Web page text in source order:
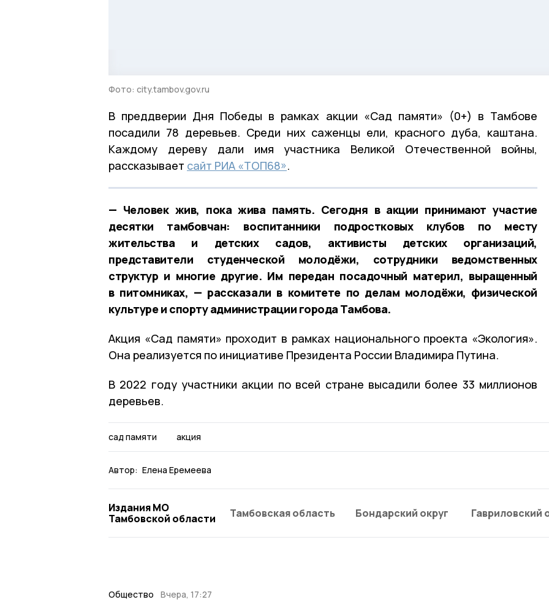
Фото: city.tambov.gov.ru
В преддверии Дня Победы в рамках акции «Сад памяти» (0+) в Тамбове
посадили 78 деревьев. Среди них саженцы ели, красного дуба, каштана.
Каждому дереву дали имя участника Великой Отечественной войны,
рассказывает сайт РИА «ТОП68».
— Человек жив, пока жива память. Сегодня в акции принимают участие
десятки тамбовчан: воспитанники подростковых клубов по месту
жительства и детских садов, активисты детских организаций,
представители студенческой молодёжи, сотрудники ведомственных
структур и многие другие. Им передан посадочный материл, выращенный
в питомниках, — рассказали в комитете по делам молодёжи, физической
культуре и спорту администрации города Тамбова.
Акция «Сад памяти» проходит в рамках национального проекта «Экология».
Она реализуется по инициативе Президента России Владимира Путина.
В 2022 году участники акции по всей стране высадили более 33 миллионов
деревьев.
сад памяти акция
Автор: Елена Еремеева
Издания МО
Тамбовской области
Тамбовская область Бондарский округ Гавриловский
Общество Вчера, 17:27